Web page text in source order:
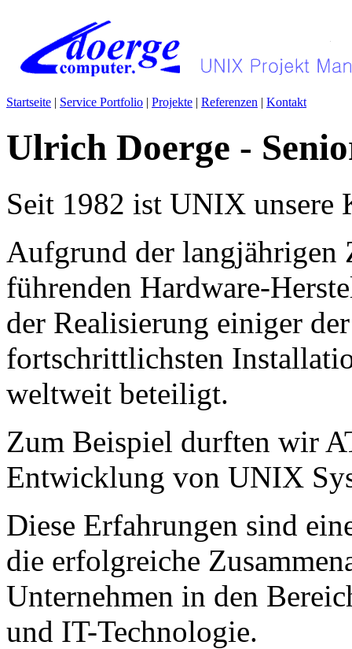
Startseite | Service Portfolio | Projekte | Referenzen | Kontakt
Ulrich Doerge -
Seit 1982 ist UNIX unsere
Aufgrund der langjährigen
führenden Hardware-
der Realisierung einiger
fortschrittlichsten
weltweit beteiligt.
Zum Beispiel durften wir
Entwicklung von UNIX
Diese Erfahrungen sind
die erfolgreiche
Unternehmen in den
und IT-Technologie.